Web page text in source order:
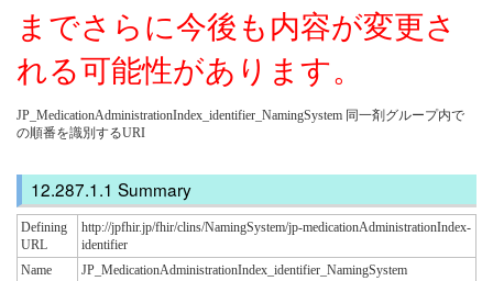
までさらに今後も内容が変更さ
れる可能性があります。
JP_MedicationAdministrationIndex_identifier_NamingSystem 同一剤グループ内で
の順番を識別するURI
Summary
Defining
URL
http://jpfhir.jp/fhir/clins/NamingSystem/jp-medicationAdministrationIndex-
identifier
Name
JP_MedicationAdministrationIndex_identifier_NamingSystem